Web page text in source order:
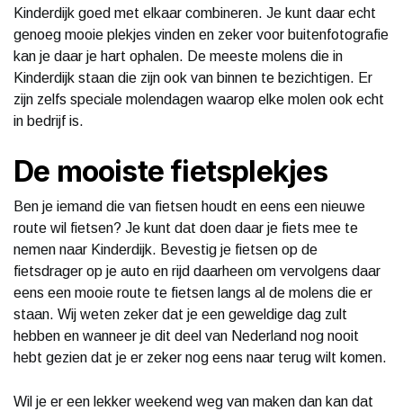
Kinderdijk goed met elkaar combineren. Je kunt daar echt
genoeg mooie plekjes vinden en zeker voor buitenfotografie
kan je daar je hart ophalen. De meeste molens die in
Kinderdijk staan die zijn ook van binnen te bezichtigen. Er
zijn zelfs speciale molendagen waarop elke molen ook echt
in bedrijf is.
De mooiste fietsplekjes
Ben je iemand die van fietsen houdt en eens een nieuwe
route wil fietsen? Je kunt dat doen daar je fiets mee te
nemen naar Kinderdijk. Bevestig je fietsen op de
fietsdrager op je auto en rijd daarheen om vervolgens daar
eens een mooie route te fietsen langs al de molens die er
staan. Wij weten zeker dat je een geweldige dag zult
hebben en wanneer je dit deel van Nederland nog nooit
hebt gezien dat je er zeker nog eens naar terug wilt komen.
Wil je er een lekker weekend weg van maken dan kan dat